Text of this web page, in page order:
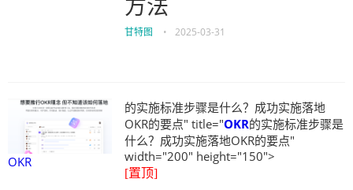
甘特图 • 2025-03-31
OKR
的实施标准步骤是什么？成功实施落地
OKR的要点" title="OKR的实施标准步骤是
什么？成功实施落地OKR的要点"
width="200" height="150">
[置顶]